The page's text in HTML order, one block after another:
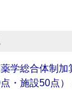
学総合体制
・施設50点